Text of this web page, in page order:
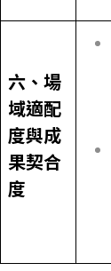
六、場
域適配
度與成
果契合
度